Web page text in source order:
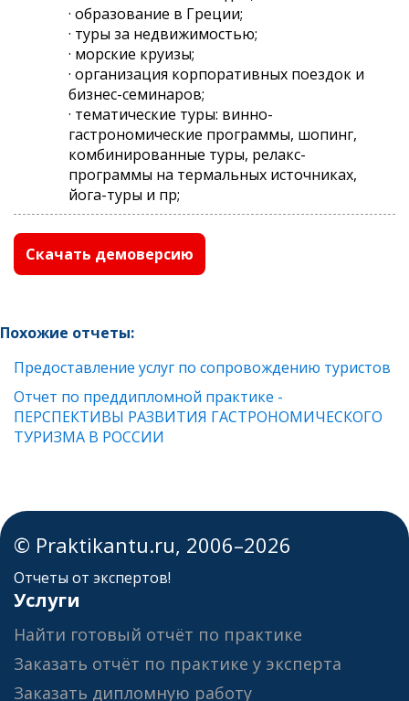
· образование в Греции;
· туры за недвижимостью;
· морские круизы;
· организация корпоративных поездок и
бизнес-семинаров;
· тематические туры: винно-
гастрономические программы, шопинг,
комбинированные туры, релакс-
программы на термальных источниках,
йога-туры и пр;
Скачать демоверсию
Похожие отчеты:
Предоставление услуг по сопровождению туристов
Отчет по преддипломной практике -
ПЕРСПЕКТИВЫ РАЗВИТИЯ ГАСТРОНОМИЧЕСКОГО
ТУРИЗМА В РОССИИ
© Praktikantu.ru, 2006–2026
Отчеты от экспертов!
Услуги
Найти готовый отчёт по практике
Заказать отчёт по практике у эксперта
Заказать дипломную работу